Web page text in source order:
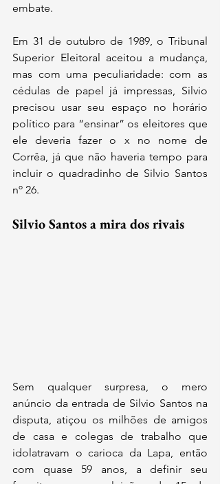
embate.
Em 31 de outubro de 1989, o Tribunal
Superior Eleitoral aceitou a mudança,
mas com uma peculiaridade: com as
cédulas de papel já impressas, Silvio
precisou usar seu espaço no horário
político para “ensinar” os eleitores que
ele deveria fazer o x no nome de
Corrêa, já que não haveria tempo para
incluir o quadradinho de Silvio Santos
nº 26.
Silvio Santos a mira dos rivais
Sem qualquer surpresa, o mero
anúncio da entrada de Silvio Santos na
disputa, atiçou os milhões de amigos
de casa e colegas de trabalho que
idolatravam o carioca da Lapa, então
com quase 59 anos, a definir seu